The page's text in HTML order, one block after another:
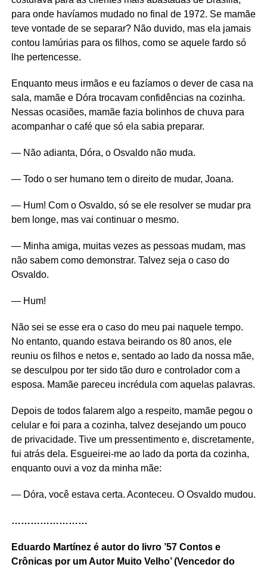
para onde havíamos mudado no final de 1972. Se mamãe
teve vontade de se separar? Não duvido, mas ela jamais
contou lamúrias para os filhos, como se aquele fardo só
lhe pertencesse.
Enquanto meus irmãos e eu fazíamos o dever de casa na
sala, mamãe e Dóra trocavam confidências na cozinha.
Nessas ocasiões, mamãe fazia bolinhos de chuva para
acompanhar o café que só ela sabia preparar.
— Não adianta, Dóra, o Osvaldo não muda.
— Todo o ser humano tem o direito de mudar, Joana.
— Hum! Com o Osvaldo, só se ele resolver se mudar pra
bem longe, mas vai continuar o mesmo.
— Minha amiga, muitas vezes as pessoas mudam, mas
não sabem como demonstrar. Talvez seja o caso do
Osvaldo.
— Hum!
Não sei se esse era o caso do meu pai naquele tempo.
No entanto, quando estava beirando os 80 anos, ele
reuniu os filhos e netos e, sentado ao lado da nossa mãe,
se desculpou por ter sido tão duro e controlador com a
esposa. Mamãe pareceu incrédula com aquelas palavras.
Depois de todos falarem algo a respeito, mamãe pegou o
celular e foi para a cozinha, talvez desejando um pouco
de privacidade. Tive um pressentimento e, discretamente,
fui atrás dela. Esgueirei-me ao lado da porta da cozinha,
enquanto ouvi a voz da minha mãe:
— Dóra, você estava certa. Aconteceu. O Osvaldo mudou.
……………………
Eduardo Martínez é autor do livro ’57 Contos e
Crônicas por um Autor Muito Velho’ (Vencedor do